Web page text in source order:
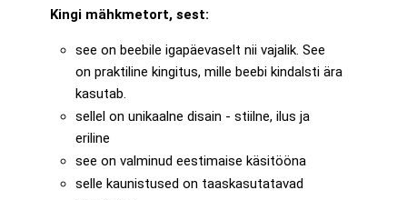
Kingi mähkmetort, sest:
see on beebile igapäevaselt nii vajalik. See
on praktiline kingitus, mille beebi kindalsti ära
kasutab.
sellel on unikaalne disain - stiilne, ilus ja
eriline
see on valminud eestimaise käsitööna
selle kaunistused on taaskasutatavad